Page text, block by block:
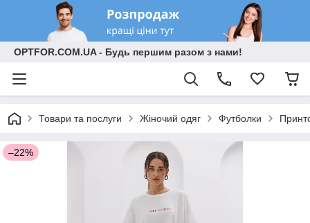
OPTFOR.COM.UA - Будь першим разом з нами!
Товари та послуги Жіночий одяг Футболки
–22%